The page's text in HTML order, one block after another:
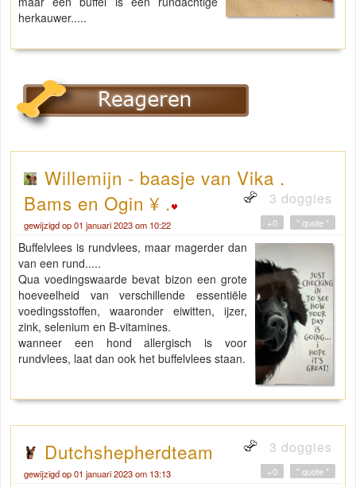
herkauwer.....
Willemijn - baasje van Vika .
Bams en Ogin ¥ .
3 doggies
gewijzigd op 01 januari 2023 om 10:22 " quote "
+0
Buffelvlees is rundvlees, maar magerder dan
van een rund.....
Qua voedingswaarde bevat bizon een grote
hoeveelheid van verschillende essentiële
voedingsstoffen, waaronder eiwitten, ijzer,
zink, selenium en B-vitamines.
wanneer een hond allergisch is voor
rundvlees, laat dan ook het buffelvlees staan.
Dutchshepherdteam 3 doggies
gewijzigd op 01 januari 2023 om 13:13 " quote "
+0